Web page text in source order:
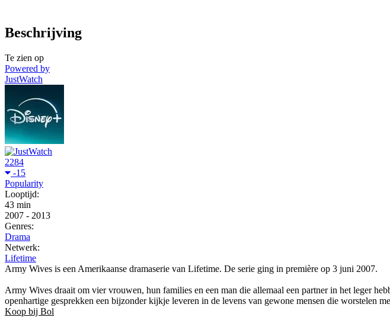
Beschrijving
Te zien op
Powered by
JustWatch
2284
-15
Popularity
Looptijd:
43 min
2007 - 2013
Genres:
Drama
Netwerk:
Lifetime
Army Wives is een Amerikaanse dramaserie van Lifetime. De serie ging in première op 3 juni 2007.
Army Wives draait om vier vrouwen, hun families en een man die allemaal een partner in het leger
openhartige gesprekken een bijzonder kijkje leveren in de levens van gewone mensen die worstelen
Koop bij Bol